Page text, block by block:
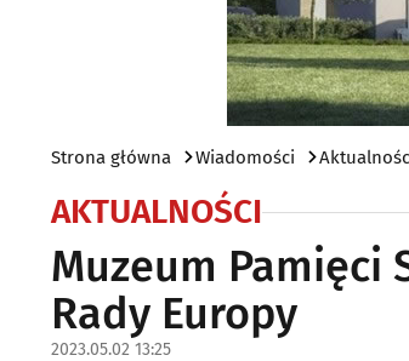
Strona główna Wiadomości
AKTUALNOŚCI
Muzeum Pamięci
Rady Europy
2023.05.02 13:25